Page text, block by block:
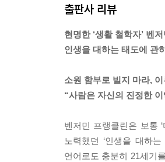
벽하게 도덕적인 사람이
---「2. 덕의 기술」중에서
에서] 어젯밤 파리에서
고의 학회로 평가받는
자신과 견해가 다른 사람
---「3. 인간의 치명적 한
출판사 리뷰
현명한 ‘생활 철학자’ 벤
인생을 대하는 태도에 관
소원 함부로 빌지 마라,
“사람은 자신의 진정한
벤저민 프랭클린은 보통
노력했던 ‘인생을 대하
언어로도 충분히 21세기